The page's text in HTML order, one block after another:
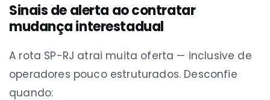
Sinais de alerta ao contratar
mudança interestadual
A rota SP-RJ atrai muita oferta — inclusive de
operadores pouco estruturados. Desconfie
quando: